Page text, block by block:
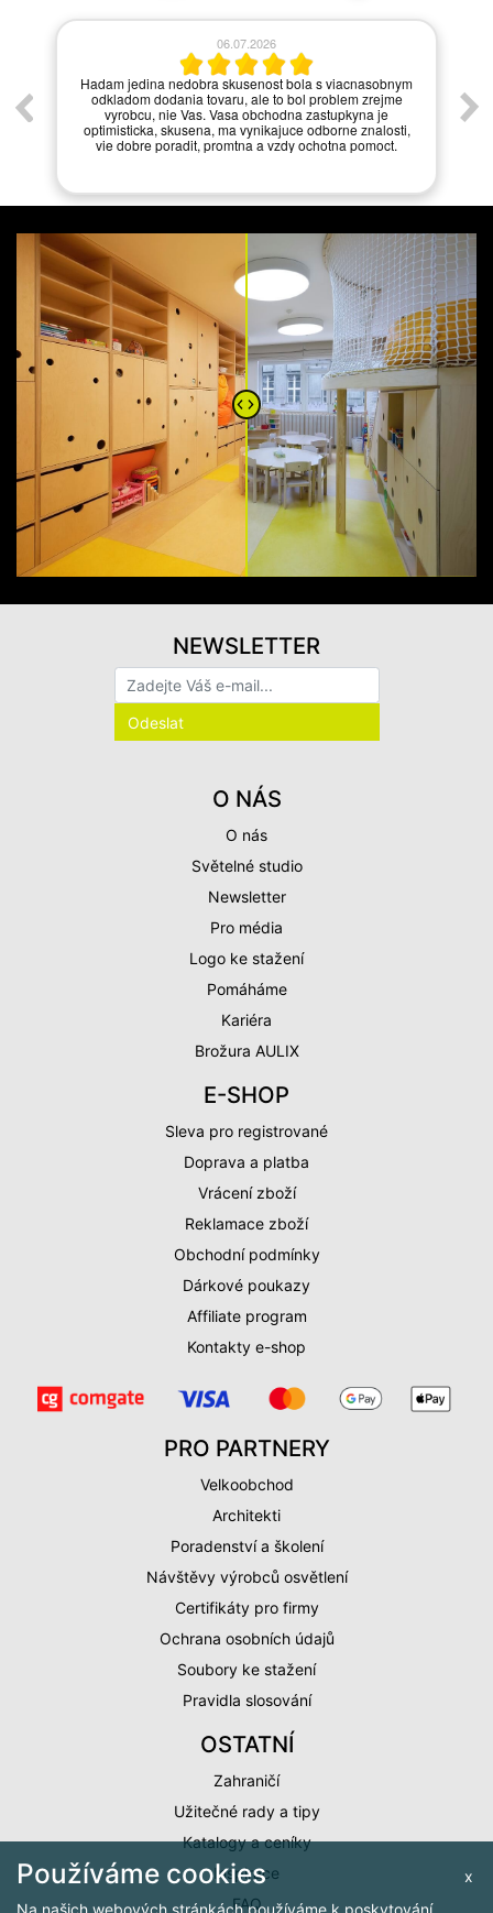
06.07.2026
Hadam jedina nedobra skusenost bola s viacnasobnym
odkladom dodania tovaru, ale to bol problem zrejme
vyrobcu, nie Vas. Vasa obchodna zastupkyna je
optimisticka, skusena, ma vynikajuce odborne znalosti,
vie dobre poradit, promtna a vzdy ochotna pomoct.
O NÁS
O nás
Světelné studio
Newsletter
Pro média
Logo ke stažení
Pomáháme
Kariéra
Brožura AULIX
E-SHOP
Sleva pro registrované
Doprava a platba
Vrácení zboží
Reklamace zboží
Obchodní podmínky
Dárkové poukazy
Affiliate program
Kontakty e-shop
PRO PARTNERY
Velkoobchod
Architekti
Poradenství a školení
Návštěvy výrobců osvětlení
Certifikáty pro firmy
Ochrana osobních údajů
Soubory ke stažení
Pravidla slosování
OSTATNÍ
Zahraničí
Užitečné rady a tipy
Katalogy a ceníky
Inspirace
FAQ
NEWSLETTER
x
Používáme cookies
Na našich webových stránkách používáme k poskytování